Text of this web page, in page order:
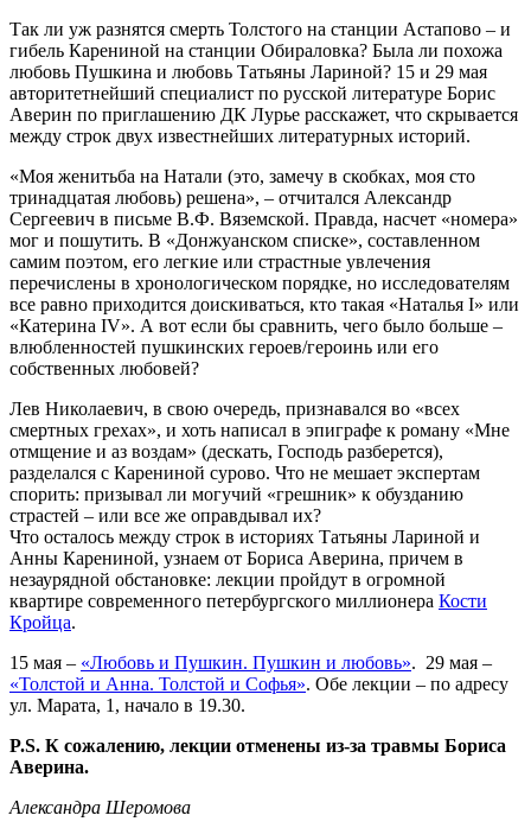
Так ли уж разнятся смерть Толстого на станции Астапово – и
гибель Карениной на станции Обираловка? Была ли похожа
любовь Пушкина и любовь Татьяны Лариной? 15 и 29 мая
авторитетнейший специалист по русской литературе Борис
Аверин по приглашению ДК Лурье расскажет, что скрывается
между строк двух известнейших литературных историй.
«Моя женитьба на Натали (это, замечу в скобках, моя сто
тринадцатая любовь) решена», – отчитался Александр
Сергеевич в письме В.Ф. Вяземской. Правда, насчет «номера»
мог и пошутить. В «Донжуанском списке», составленном
самим поэтом, его легкие или страстные увлечения
перечислены в хронологическом порядке, но исследователям
все равно приходится доискиваться, кто такая «Наталья I» или
«Катерина IV». А вот если бы сравнить, чего было больше –
влюбленностей пушкинских героев/героинь или его
собственных любовей?
Лев Николаевич, в свою очередь, признавался во «всех
смертных грехах», и хоть написал в эпиграфе к роману «Мне
отмщение и аз воздам» (дескать, Господь разберется),
разделался с Карениной сурово. Что не мешает экспертам
спорить: призывал ли могучий «грешник» к обузданию
страстей – или все же оправдывал их?
Что осталось между строк в историях Татьяны Лариной и
Анны Карениной, узнаем от Бориса Аверина, причем в
незаурядной обстановке: лекции пройдут в огромной
квартире современного петербургского миллионера Кости
Кройца.
15 мая – «Любовь и Пушкин. Пушкин и любовь». 29 мая –
«Толстой и Анна. Толстой и Софья». Обе лекции – по адресу
ул. Марата, 1, начало в 19.30.
P.S. К сожалению, лекции отменены из-за травмы Бориса
Аверина.
Александра Шеромова